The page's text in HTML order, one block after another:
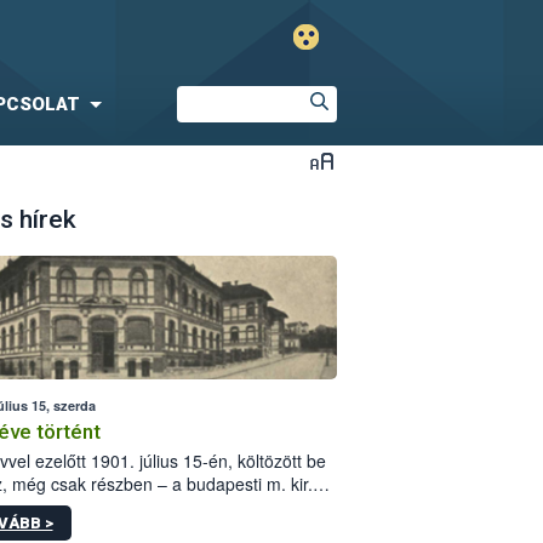
hírek
15, szerda
történt
ezelőtt 1901. július 15-én, költözött be
még csak részben – a budapesti m. kir.
állomás a Kis Rókus utca
alatti, Czigler Győző által tervezett új
>